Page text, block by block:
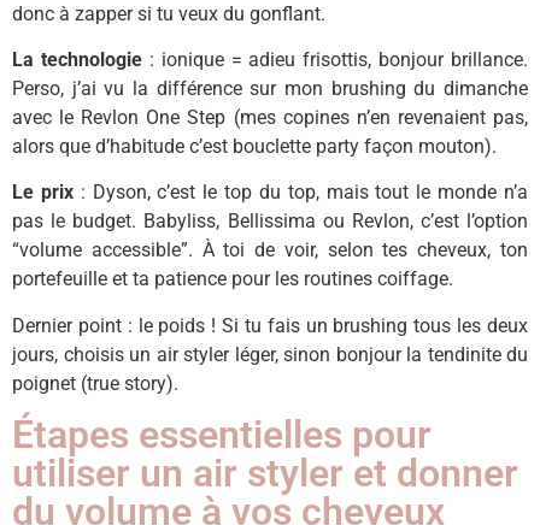
donc à zapper si tu veux du gonflant.
La technologie: ionique = adieu frisottis, bonjour brillance.
Perso, j’ai vu la différence sur mon brushing du dimanche
avec le Revlon One Step (mes copines n’en revenaient pas,
alors que d’habitude c’est bouclette party façon mouton).
Le prix: Dyson, c’est le top du top, mais tout le monde n’a
pas le budget. Babyliss, Bellissima ou Revlon, c’est l’option
“volume accessible”. À toi de voir, selon tes cheveux, ton
portefeuille et ta patience pour les routines coiffage.
Dernier point : le poids ! Si tu fais un brushing tous les deux
jours, choisis un air styler léger, sinon bonjour la tendinite du
poignet (true story).
Étapes essentielles pour
utiliser un air styler et donner
du volume à vos cheveux